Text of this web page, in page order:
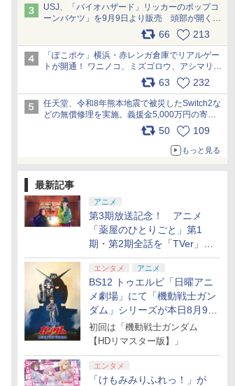
USJ、「バイオハザード」リッカーのポップコ
ーンバケツ」を9月9日より販売 頭部が開く仕
組み。味は恐怖を堪のう「味噌フレーバー」
66 213
「ぽこポケ」横浜・赤レンガ倉庫でリアルゲー
トが開通！ ワニノコ、ミズゴロウ、アシマリ登
場シーンをレポート pic.x.com/LDgEByVl6D
63 232
任天堂、令和8年熊本地震で被災したSwitch2な
どの無償修理を実施。義援金5,000万円の寄付
も発表 pic.x.com/BAYsMfUfUC
50 109
もっと見る
最新記事
アニメ
第3期放送記念！ アニメ
「薬屋のひとりごと」第1
期・第2期全話を「TVer」に
て期間限定で順次無料配信開
始エンタメ アニメ
BS12 トゥエルビ「日曜アニ
メ劇場」にて「機動戦士ガン
ダム」シリーズが本日8月9日
から8週連続で放送
初回は「機動戦士ガンダム
【HDリマスター版】」
エンタメ
「けもみみりふれっ！」が